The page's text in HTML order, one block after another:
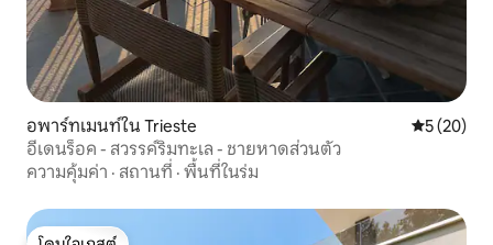
อพาร์ทเมนท์ใน Trieste คะแนนเฉลี่
5 (20)
อีเดนร็อค - สวรรค์ริมทะเล - ชายหาดส่วนตัว
ความคุ้มค่า · สถานที่ · พื้นที่ในร่ม